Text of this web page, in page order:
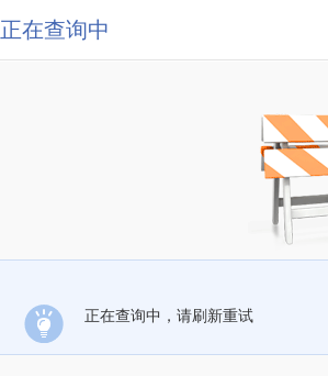
正在查询中
正在查询中，请刷新重试